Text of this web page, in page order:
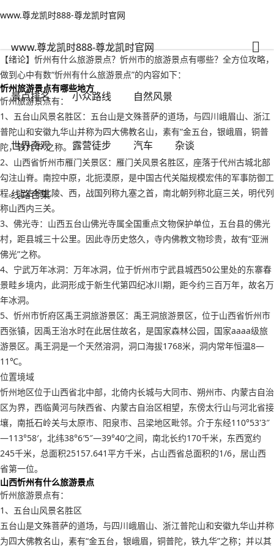
www.尊龙凯时888-尊龙凯时官网
www.尊龙凯时888-尊龙凯时官网
景点排名 小众路线 自然风景
世界奇观 露营徒步 汽车 杂谈
线路合集
www.尊龙凯时888-尊龙凯时官网
忻州有什么旅游景点？忻州市的旅游景点有哪些-www.尊龙凯时888
【绪论】忻州有什么旅游景点？忻州市的旅游景点有哪些？全方位攻略，
做到心中有数“忻州有什么旅游景点”的内容如下：
忻州旅游景点有哪些地方
忻州旅游景点有：
1、五台山风景名胜区：五台山是文殊菩萨的道场，与四川峨眉山、浙江
普陀山和安徽九华山并称为四大佛教名山，素有“金五台，银峨眉，铜普
陀，铁九华”之称。
2、山西省忻州市雁门关景区：雁门关风景名胜区，座落于代州古城北部
勾注山脊。南控中原，北扼漠原，是中国古代关隘规模宏伟的军事防御工
程。上古称北陵、西，战国列称九塞之首，南北朝列称北庭三关，明代列
称山西内三关。
3、佛光寺：山西五台山佛光寺属全国重点文物保护单位，五台县的佛光
村，距县城三十公里。因此寺历史悠久，寺内佛教文物珍贵，故有“亚洲
佛光”之称。
4、宁武万年冰洞：万年冰洞，位于忻州市宁武县城西50公里处的东寨春
景畦乡境内，此洞形成于新生代第四纪冰川期，距今约三百万年，故名万
年冰洞。
5、忻州市忻府区禹王洞旅游景区：禹王洞旅游景区，位于山西省忻州市
西张镇，因禹王治水时在此居住故名，是国家森林公园，国家aaaa级旅
游景区。禹王洞是一个天然溶洞，洞口海拔1768米，洞内常年恒温8—
11℃。
位置境域
忻州地区位于山西省北中部，北倚内长城与大同市、朔州市、内蒙古自治
区为界，西临黄河与陕西省、内蒙古自治区相望，东傍太行山与河北省接
壤，南抵石岭关与太原市、阳泉市、吕梁地区毗邻。介于东经110°53'3″
—113°58′，北纬38°6′5″—39°40′之间，南北长约170千米，东西宽约
245千米，总面积25157.641平方千米，占山西省总面积的1/6，居山西
省第一位。
山西忻州有什么旅游景点
忻州旅游景点有：
1、五台山风景名胜区
五台山是文殊菩萨的道场，与四川峨眉山、浙江普陀山和安徽九华山并称
为四大佛教名山，素有“金五台，银峨眉，铜普陀，铁九华”之称；并以其